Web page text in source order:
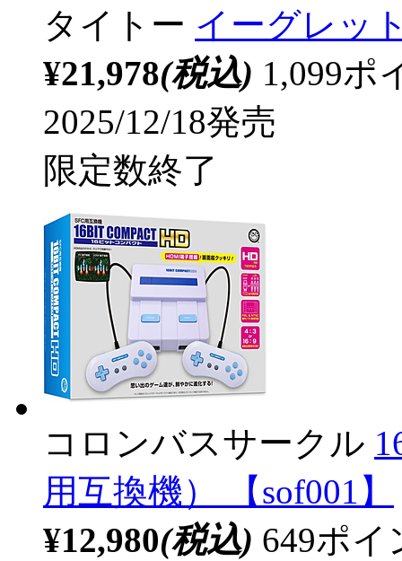
タイトー イーグレッ
¥21,978(税込) 1,099ポ
2025/12/18発売
限定数終了
コロンバスサークル
用互換機） 【sof001】
¥12,980(税込) 649ポ